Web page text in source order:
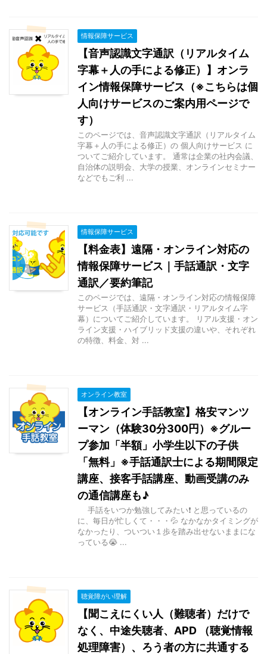
情報保障サービス
【音声認識文字通訳（リアルタイム
字幕＋人の手による修正）】オンラ
イン情報保障サービス（※こちらは個
人向けサービスのご案内用ページで
す）
このページでは、音声認識文字通訳（リアルタイム
字幕＋人の手による修正）の 個人向けサービス に
ついてご紹介しています。 通常は企業の社内会議、
自治体の説明会、大学の授業、オンラインセミナー
などでもご利 ...
情報保障サービス
【料金表】遠隔・オンライン対応の
情報保障サービス｜手話通訳・文字
通訳／要約筆記
このページでは、遠隔・オンライン対応の情報保障
サービス（手話通訳・文字通訳・リアルタイム字
幕）についてご紹介しています。 リアル支援・オン
ライン支援・ハイブリッド支援の違いや、それぞれ
の特徴、料金、対 ...
オンライン教室
【オンライン手話教室】格安マンツ
ーマン（体験30分300円）※グルー
プ参加「半額」小学生以下の子供
「無料」※手話通訳士による期間限定
講座、接客手話講座、動画受講のみ
の通信講座も♪
手話をいつか勉強してみたい❗ と思っているの
に、毎日が忙しくて・・・💦 なかなかタイミングが
なかったり、ついつい１歩を踏み出せないままにな
っている😭 ...
聴覚障がい理解
【聞こえにくい人（難聴者）だけで
なく、中途失聴者、APD （聴覚情報
処理障害）、ろう者の方に共通する